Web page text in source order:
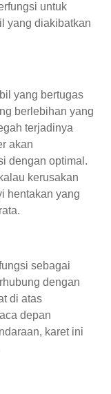
untuk
yang diakibatkan
yang bertugas
berlebihan yang
terjadinya
akan
dengan optimal.
kerusakan
hentakan yang
sebagai
dengan
di atas
depan
karet ini